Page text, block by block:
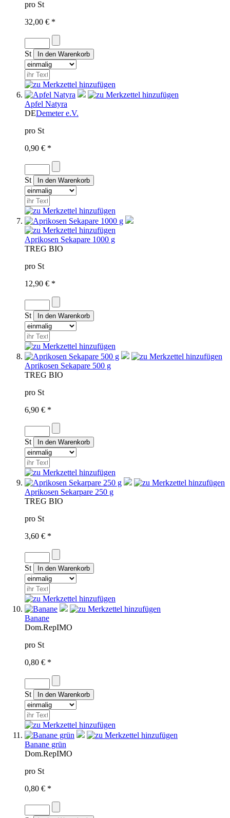
pro St
32,00 € *
St
Apfel Natyra
DEDemeter e.V.
pro St
0,90 € *
St
Aprikosen Sekapare 1000 g
TREG BIO
pro St
12,90 € *
St
Aprikosen Sekapare 500 g
TREG BIO
pro St
6,90 € *
St
Aprikosen Sekarpare 250 g
TREG BIO
pro St
3,60 € *
St
Banane
Dom.RepIMO
pro St
0,80 € *
St
Banane grün
Dom.RepIMO
pro St
0,80 € *